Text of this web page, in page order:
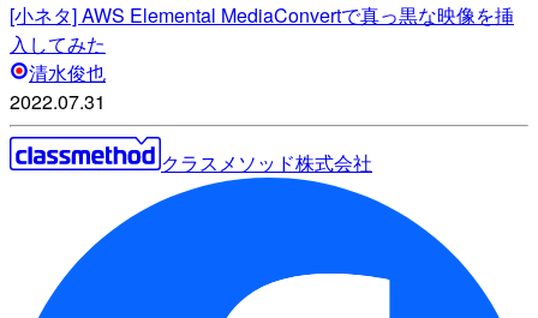
[小ネタ] AWS Elemental MediaConvertで真っ黒な映像を挿
入してみた
清水俊也
2022.07.31
クラスメソッド株式会社